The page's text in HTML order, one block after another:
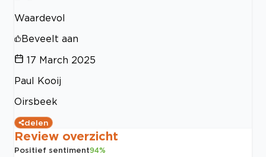
Waardevol
Beveelt aan
17 March 2025
Paul Kooij
Oirsbeek
delen
Review overzicht
Positief sentiment94%